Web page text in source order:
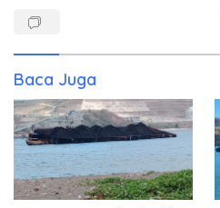
Baca Juga